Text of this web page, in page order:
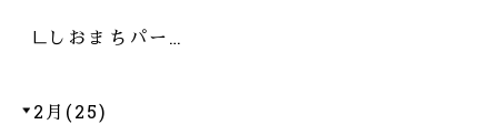
しおまちパー…
2月(25)